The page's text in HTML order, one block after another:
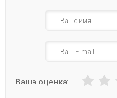
Ваша оценка: